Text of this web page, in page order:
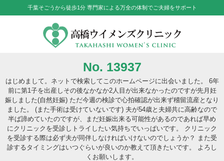
千葉そごうから徒歩1分 専門家による万全の体制でご夫婦をサポート
No. 13937
はじめまして。ネットで検索してこのホームページに出会いました。 6年
前に第1子を出産しその後なかなか2人目が出来なかったのですが先月妊
娠しました(自然妊娠) ただ今週の検診で心拍確認が出来ず稽留流産となり
ました。 (また手術は受けていないです) 夫が54歳と夫婦共に高齢なので
半ば諦めていたのですが、まだ妊娠出来る可能性があるのであれば早め
にクリニックを受診しトライしたい気持ちでいっぱいです。 クリニック
を受診する際は必ず夫が同伴しなければいけないのでしょうか？ また受
診するタイミングはいつぐらいが良いのか教えて頂きたいです。 よろし
くお願いします。